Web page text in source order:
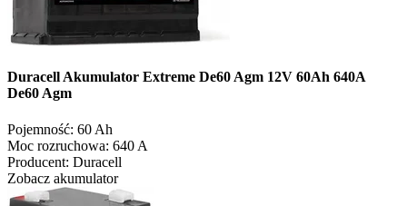
Duracell Akumulator Extreme De60 Agm 12V 60Ah 640A
De60 Agm
Pojemność: 60 Ah
Moc rozruchowa: 640 A
Producent: Duracell
Zobacz akumulator